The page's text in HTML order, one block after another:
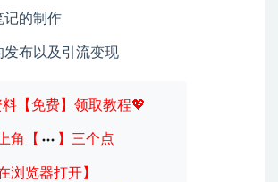
记的制作
发布以及引流变现
【免费】领取教程💖
角【 】三个点
览器打开】